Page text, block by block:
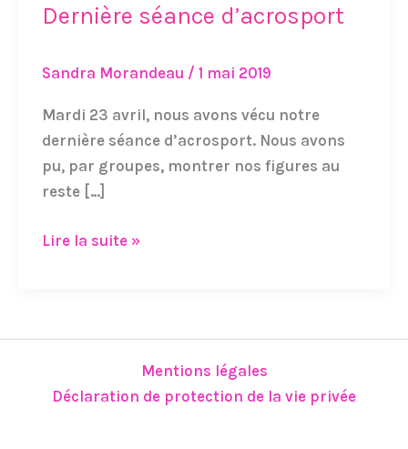
Dernière séance d’acrosport
Sandra Morandeau / 1 mai 2019
Mardi 23 avril, nous avons vécu notre
dernière séance d’acrosport. Nous avons
pu, par groupes, montrer nos figures au
reste […]
Dernière
d’acrosport
Lire la suite »
Mentions légales
Déclaration de protection de la vie privée